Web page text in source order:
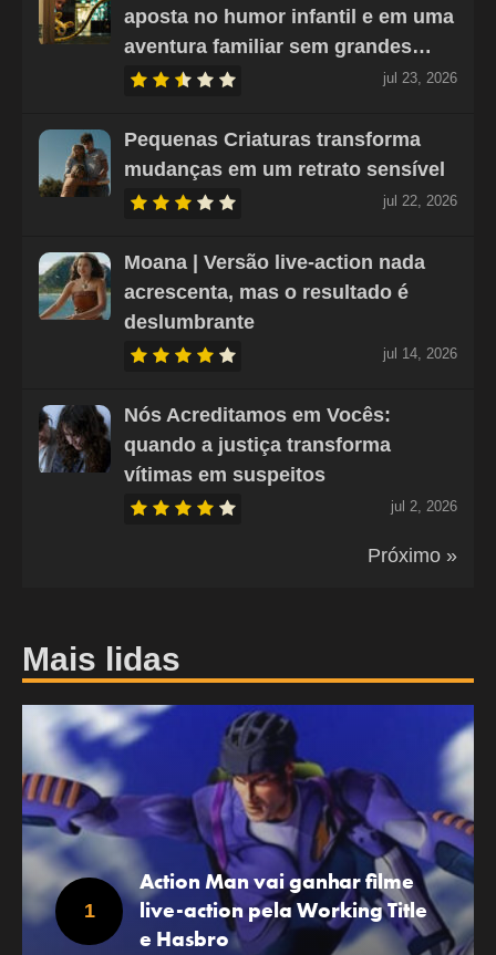
aposta no humor infantil e em uma
aventura familiar sem grandes…
jul 23, 2026
Pequenas Criaturas transforma
mudanças em um retrato sensível
jul 22, 2026
Moana | Versão live-action nada
acrescenta, mas o resultado é
deslumbrante
jul 14, 2026
Nós Acreditamos em Vocês:
quando a justiça transforma
vítimas em suspeitos
jul 2, 2026
Próximo »
Mais lidas
Action Man vai ganhar filme
live-action pela Working Title
e Hasbro